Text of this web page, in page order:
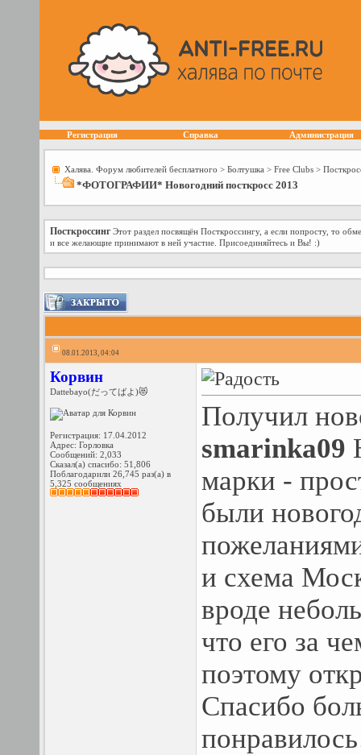
Регистрация Справка Администрация
Халява. Форум любителей бесплатного > Болтушка > Free Сlubs >
*ФОТОГРАФИИ* Новогодний посткросс 2013
Посткроссинг Этот раздел посвящён Посткроссингу, а если попросту, то
и все желающие принимают в ней участие. Присоединяйтесь и Вы! :)
08.01.2013, 04:04
Корвин
Dattebayo(だってばよ)😻
Регистрация: 17.04.2012
Адрес: Горловка
Сообщений: 2,033
Сказал(а) спасибо: 51,806
Поблагодарили 26,745 раз(а) в
5,325 сообщениях
Получил
smarinka09
марки -
были
и схема
вроде
что его за
поэтому
Спасибо